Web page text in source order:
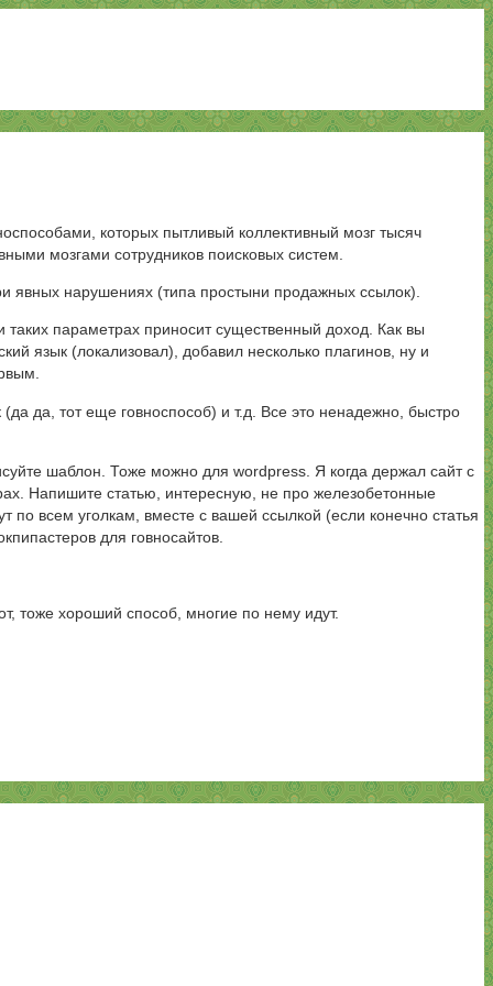
которых пытливый коллективный мозг тысяч
мозгами сотрудников поисковых систем.
явных нарушениях (типа простыни продажных ссылок).
параметрах приносит существенный доход. Как вы
язык (локализовал), добавил несколько плагинов, ну и
да, тот еще говноспособ) и т.д. Все это ненадежно, быстро
шаблон. Тоже можно для wordpress. Я когда держал сайт с
Напишите статью, интересную, не про железобетонные
всем уголкам, вместе с вашей ссылкой (если конечно статья
для говносайтов.
тоже хороший способ, многие по нему идут.